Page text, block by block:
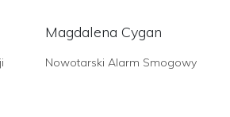
Magdalena Cygan
Nowotarski Alarm Smogowy